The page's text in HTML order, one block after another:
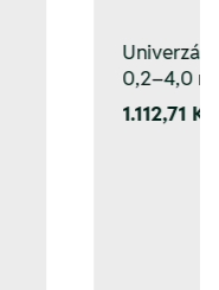
0,2–4,0
1.112,71 Kč